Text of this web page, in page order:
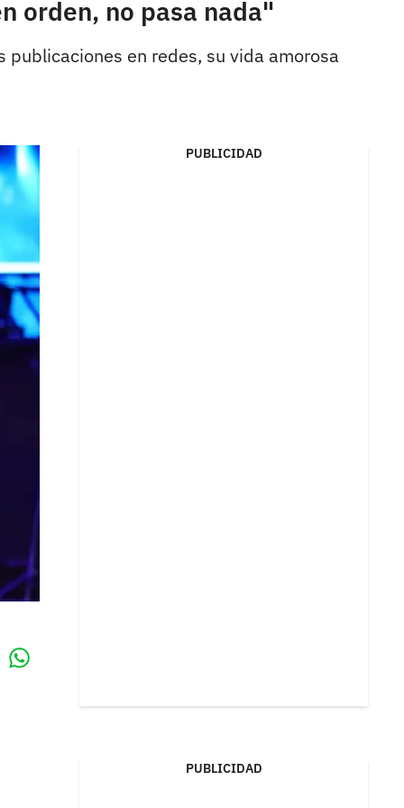
orden, no pasa nada"
en redes, su vida amorosa
PUBLICIDAD
PUBLICIDAD